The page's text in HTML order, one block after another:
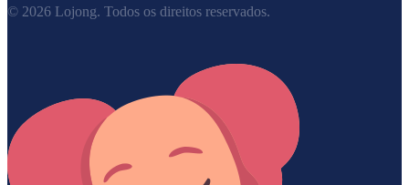
© 2026 Lojong. Todos os direitos reservados.